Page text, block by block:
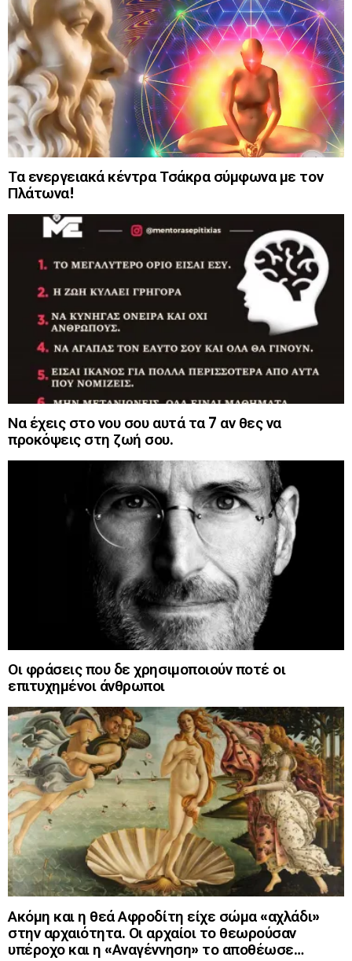
Τα ενεργειακά κέντρα Τσάκρα σύμφωνα με τον
Πλάτωνα!
Να έχεις στο νου σου αυτά τα 7 αν θες να
προκόψεις στη ζωή σου.
Οι φράσεις που δε χρησιμοποιούν ποτέ οι
επιτυχημένοι άνθρωποι
Ακόμη και η θεά Αφροδίτη είχε σώμα «αχλάδι»
στην αρχαιότητα. Οι αρχαίοι το θεωρούσαν
υπέροχο και η «Αναγέννηση» το αποθέωσε…